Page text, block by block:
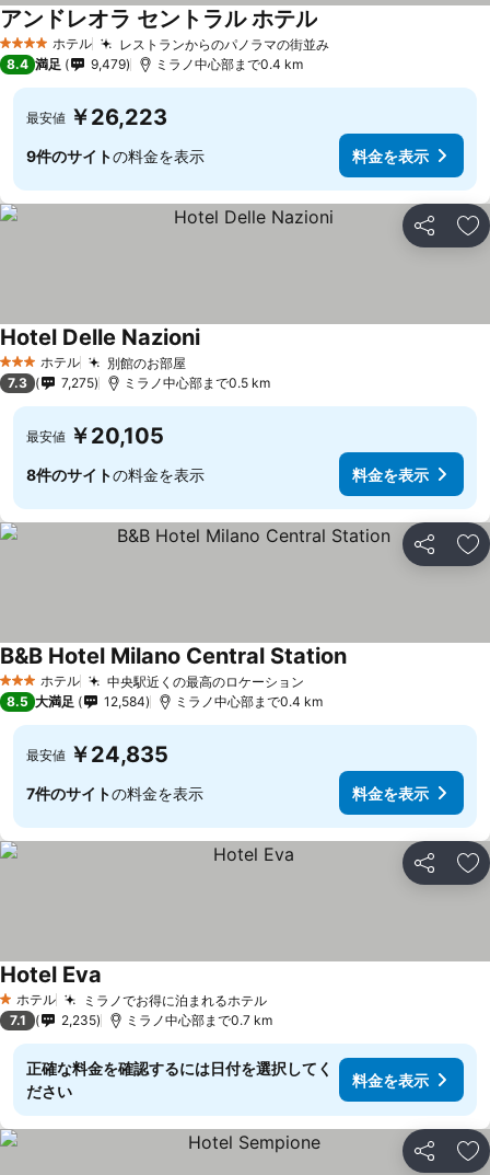
4 ホテルのランク
ホテル レストランからのパノラマの街並み
アンドレオラ セントラル ホテル
8.4 満足 9,479 ミラノ中心部まで0.4 km
最安値 ￥26,223
9件のサイトの料金を表示 料金を表示
シェア お
3 ホテルのランク
ホテル 別館のお部屋
Hotel Delle Nazioni
7.3 7,275 ミラノ中心部まで0.5 km
最安値 ￥20,105
8件のサイトの料金を表示 料金を表示
シェア お
3 ホテルのランク
ホテル 中央駅近くの最高のロケーション
B&B Hotel Milano Central Station
8.5 大満足 12,584 ミラノ中心部まで0.4 km
最安値 ￥24,835
7件のサイトの料金を表示 料金を表示
シェア お
1 ホテルのランク
ホテル ミラノでお得に泊まれるホテル
Hotel Eva
7.1 2,235 ミラノ中心部まで0.7 km
正確な料金を確認するには日付を選択してく
ださい
料金を表示
シェア お